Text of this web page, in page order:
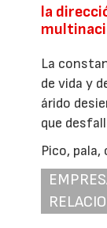
la
La
de vida y
árido
que
Pico,